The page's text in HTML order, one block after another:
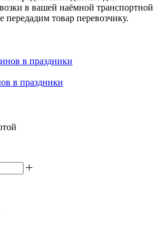
в вашей наёмной транспортной
передадим товар перевозчику.
в праздники